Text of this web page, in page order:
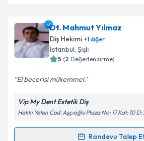
Dr. Ebru Hattatoğluiçin randevu
oluşturun. Size bu uzmandan
takvim hazırlandığında e-posta ile
Kişisel verilerimin işlenmesine
Metni'ni okudum ve kişisel
kapsamda işlenmesini kabul
Dt. Mahmut Yılmaz
Diş Hekimi +1diğer
İstanbul, Şişli
5 (2 Değerlendirme)
El becerisi mükemmel.
Vip My Dent Estetik Diş
Hakkı Yeten Cad. Aşçıoğlu Plaza No: 17 Kat: 10 D:
Randevu Talep